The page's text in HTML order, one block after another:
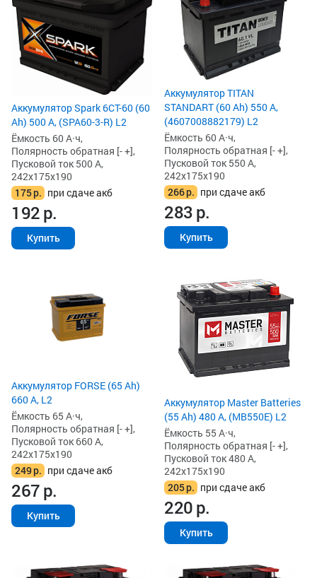
Аккумулятор Spark 6СТ-60 (60
Ah) 500 А, (SPA60-3-R) L2
Ёмкость 60 А·ч,
Полярность обратная [- +],
Пусковой ток 500 А,
242x175x190
175р. при сдаче акб
192р.
Купить
Аккумулятор TITAN
STANDART (60 Ah) 550 А,
(4607008882179) L2
Ёмкость 60 А·ч,
Полярность обратная [- +],
Пусковой ток 550 А,
242x175x190
266р. при сдаче акб
283р.
Купить
Аккумулятор FORSE (65 Ah)
660 А, L2
Ёмкость 65 А·ч,
Полярность обратная [- +],
Пусковой ток 660 А,
242x175x190
249р. при сдаче акб
267р.
Купить
Аккумулятор Master Batteries
(55 Ah) 480 А, (MB550E) L2
Ёмкость 55 А·ч,
Полярность обратная [- +],
Пусковой ток 480 А,
242x175x190
205р. при сдаче акб
220р.
Купить